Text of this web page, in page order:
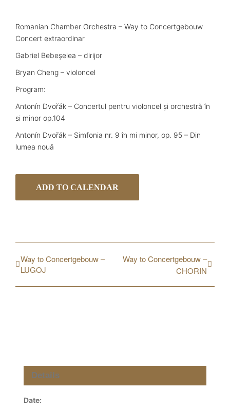
Romanian Chamber Orchestra – Way to Concertgebouw
Concert extraordinar
Gabriel Bebeșelea – dirijor
Bryan Cheng – violoncel
Program:
Antonín Dvořák – Concertul pentru violoncel și orchestră în
si minor op.104
Antonín Dvořák – Simfonia nr. 9 în mi minor, op. 95 – Din
lumea nouă
ADD TO CALENDAR
Way to Concertgebouw –
LUGOJ
Way to Concertgebouw –
CHORIN
Details
Date: